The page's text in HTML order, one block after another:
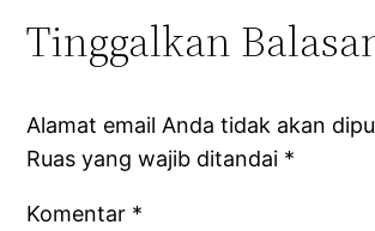
Tinggalkan
Alamat email Anda tidak akan
Ruas yang wajib ditandai *
Komentar *